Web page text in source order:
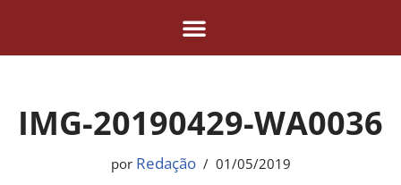
conteúdo
IMG-20190429-WA0036
por Redação 01/05/2019